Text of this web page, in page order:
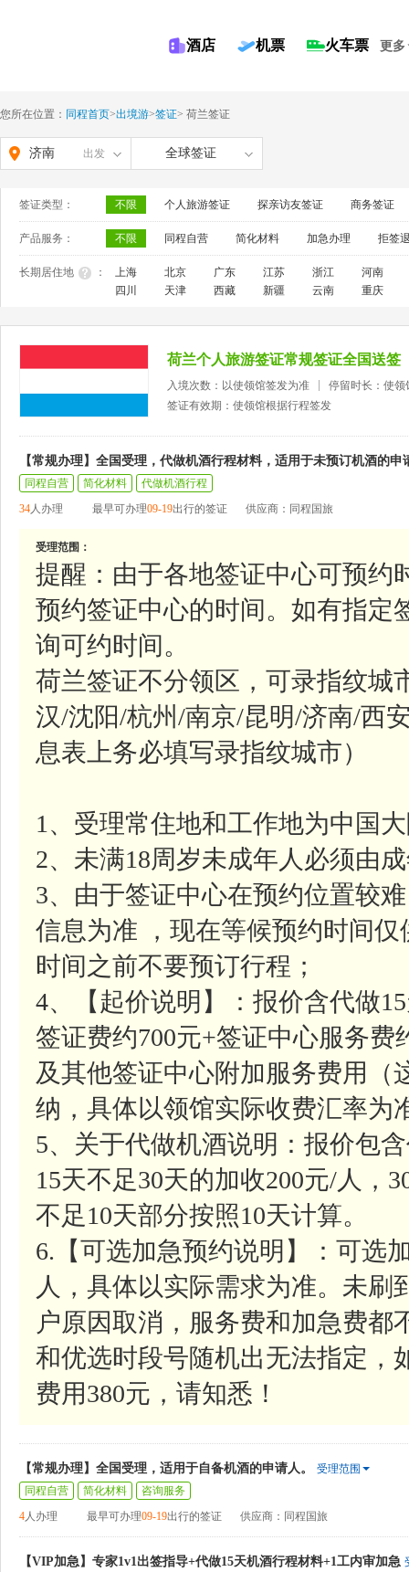
酒店 机票 火车票 更多
您所在位置： 同程首页>出境游>签证> 荷兰签证
济南 出发 全球签证
签证类型： 不限 个人旅游签证 探亲访友签证 商务签证
产品服务： 不限 同程自营 简化材料 加急办理 拒签
长期居住地 ： 上海 北京 广东 江苏 浙江
河南
四川
天津 西藏 新疆 云南 重庆
荷兰个人旅游签证常规签证全国送签
入境次数：以使领馆签发为准
停留时长：使领
签证有效期：使领馆根据行程签发
【常规办理】全国受理，代做机酒行程材料，适用于未预订机酒的申
同程自营 简化材料
代做机酒行程
34人办理 最早可办理09-19出行的签证 供应商：同程国旅
受理范围：
提醒：由于各地签证中心可预约
预约签证中心的时间。如有指定
询可约时间。
荷兰签证不分领区，可录指纹城
汉/沈阳/杭州/南京/昆明/济南/西
息表上务必填写录指纹城市）
1、受理常住地和工作地为中国
2、未满18周岁未成年人必须由
3、由于签证中心在预约位置较
信息为准 ，现在等候预约时间
时间之前不要预订行程；
4、【起价说明】：报价含代做
签证费约700元+签证中心服务费
及其他签证中心附加服务费用（
纳，具体以领馆实际收费汇率为
5、关于代做机酒说明：报价包
15天不足30天的加收200元/人，
不足10天部分按照10天计算。
6.【可选加急预约说明】：可选
人，具体以实际需求为准。未
户原因取消，服务费和加急费
和优选时段号随机出无法指定，
费用380元，请知悉！
【常规办理】全国受理，适用于自备机酒的申请人。
受理范围
同程自营
简化材料
咨询服务
4人办理 最早可办理09-19出行的签证 供应商：同程国旅
【VIP加急】专家1v1出签指导+代做15天机酒行程材料+1工内审加急